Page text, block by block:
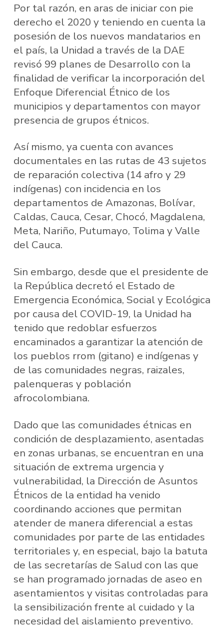
Por tal razón, en aras de iniciar con pie
derecho el 2020 y teniendo en cuenta la
posesión de los nuevos mandatarios en
el país, la Unidad a través de la DAE
revisó 99 planes de Desarrollo con la
finalidad de verificar la incorporación del
Enfoque Diferencial Étnico de los
municipios y departamentos con mayor
presencia de grupos étnicos.
Así mismo, ya cuenta con avances
documentales en las rutas de 43 sujetos
de reparación colectiva (14 afro y 29
indígenas) con incidencia en los
departamentos de Amazonas, Bolívar,
Caldas, Cauca, Cesar, Chocó, Magdalena,
Meta, Nariño, Putumayo, Tolima y Valle
del Cauca.
Sin embargo, desde que el presidente de
la República decretó el Estado de
Emergencia Económica, Social y Ecológica
por causa del COVID-19, la Unidad ha
tenido que redoblar esfuerzos
encaminados a garantizar la atención de
los pueblos rrom (gitano) e indígenas y
de las comunidades negras, raizales,
palenqueras y población
afrocolombiana.
Dado que las comunidades étnicas en
condición de desplazamiento, asentadas
en zonas urbanas, se encuentran en una
situación de extrema urgencia y
vulnerabilidad, la Dirección de Asuntos
Étnicos de la entidad ha venido
coordinando acciones que permitan
atender de manera diferencial a estas
comunidades por parte de las entidades
territoriales y, en especial, bajo la batuta
de las secretarías de Salud con las que
se han programado jornadas de aseo en
asentamientos y visitas controladas para
la sensibilización frente al cuidado y la
necesidad del aislamiento preventivo.